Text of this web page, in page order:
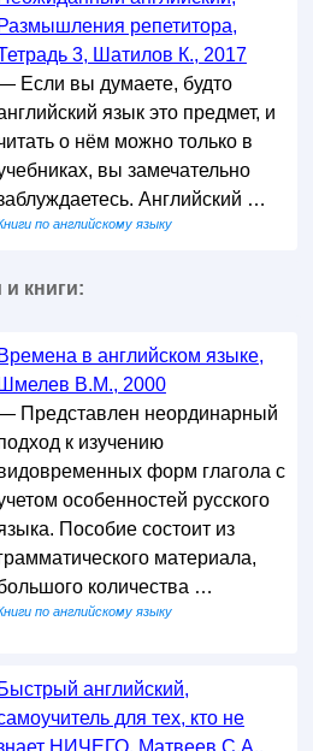
Размышления репетитора,
3, Шатилов К., 2017
Если вы думаете, будто
язык это предмет, и
о нём можно только в
вы замечательно
Английский …
по английскому языку
книги:
Времена в английском языке,
Шмелев В.М., 2000
Представлен неординарный
к изучению
форм глагола с
особенностей русского
Пособие состоит из
материала,
количества …
по английскому языку
Быстрый английский,
для тех, кто не
НИЧЕГО, Матвеев С.А.,